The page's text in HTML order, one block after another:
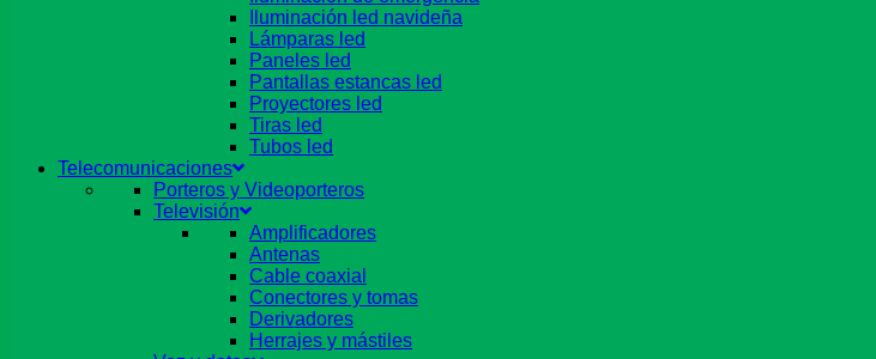
Iluminación led navideña
Lámparas led
Paneles led
Pantallas estancas led
Proyectores led
Tiras led
Tubos led
Telecomunicaciones
Porteros y Videoporteros
Televisión
Amplificadores
Antenas
Cable coaxial
Conectores y tomas
Derivadores
Herrajes y mástiles